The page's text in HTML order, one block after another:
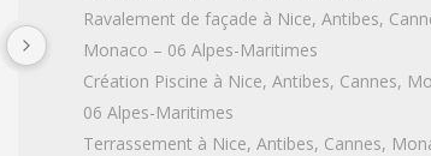
Entreprise sérieuse et réactive qui
fournit un travail soigné et de qualité.
Très bon suivi au cours des travaux
(envoi de photos, demande et prise en
Ravalement de façade à Nice, Antibes,
Monaco – 06 Alpes-Maritimes
Création Piscine à Nice, Antibes, Cannes,
06 Alpes-Maritimes
Terrassement à Nice, Antibes, Cannes,